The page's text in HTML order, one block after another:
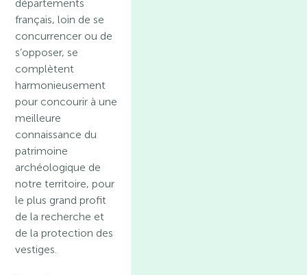
départements
français, loin de se
concurrencer ou de
s’opposer, se
complètent
harmonieusement
pour concourir à une
meilleure
connaissance du
patrimoine
archéologique de
notre territoire, pour
le plus grand profit
de la recherche et
de la protection des
vestiges.